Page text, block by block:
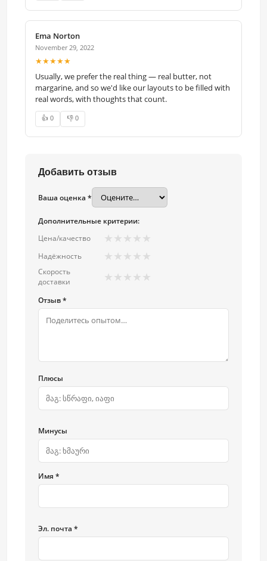
Ema Norton
November 29, 2022
★★★★★
Usually, we prefer the real thing — real butter, not
margarine, and so we'd like our layouts to be filled with
real words, with thoughts that count.
👍 0 👎 0
Добавить отзыв
Ваша оценка *
Дополнительные критерии:
Цена/качество
★ ★ ★ ★ ★
Надёжность ★ ★ ★ ★ ★
Скорость
доставки
★ ★ ★ ★ ★
Отзыв *
Плюсы
Минусы
Имя *
Эл. почта *